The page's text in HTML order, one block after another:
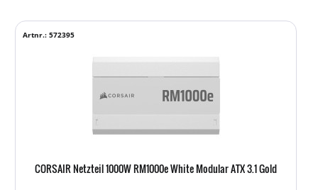
CORSAIR Netzteil 1000W RM1000e White Modular ATX 3.1 Gold
Artnr.: 572395